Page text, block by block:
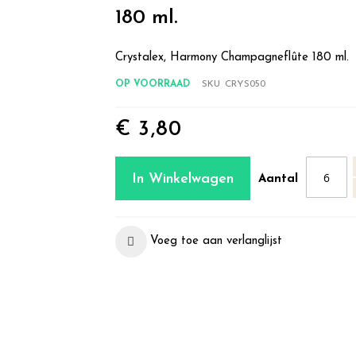
180 ml.
Crystalex, Harmony Champagneflûte 180 ml.
OP VOORRAAD SKU CRYS050
€ 3,80
Aantal
In Winkelwagen
Voeg toe aan verlanglijst